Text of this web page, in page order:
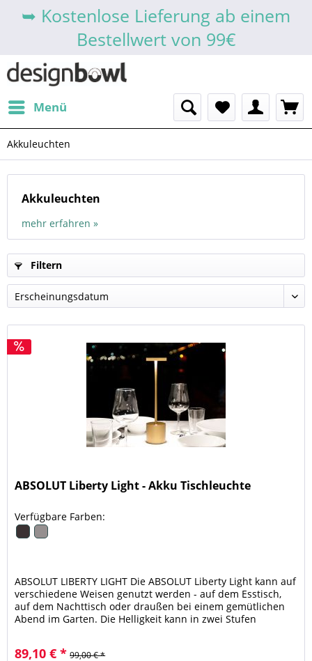
➥ Kostenlose Lieferung ab einem
Bestellwert von 99€
Menü
Akkuleuchten
Akkuleuchten
mehr erfahren »
Filtern
ABSOLUT Liberty Light - Akku Tischleuchte
Verfügbare Farben:
ABSOLUT LIBERTY LIGHT Die ABSOLUT Liberty Light kann auf
verschiedene Weisen genutzt werden - auf dem Esstisch,
auf dem Nachttisch oder draußen bei einem gemütlichen
Abend im Garten. Die Helligkeit kann in zwei Stufen
89,10 € * 99,00 € *